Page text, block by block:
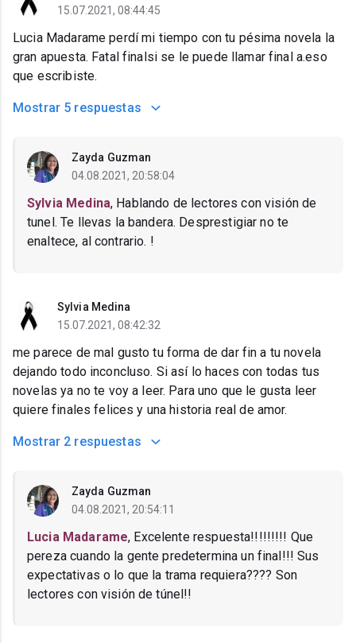
15.07.2021, 08:44:45
Lucia Madarame perdí mi tiempo con tu pésima novela la
gran apuesta. Fatal finalsi se le puede llamar final a.eso
que escribiste.
Mostrar 5 respuestas
Zayda Guzman
04.08.2021, 20:58:04
Sylvia Medina, Hablando de lectores con visión de
tunel. Te llevas la bandera. Desprestigiar no te
enaltece, al contrario. !
Sylvia Medina
15.07.2021, 08:42:32
me parece de mal gusto tu forma de dar fin a tu novela
dejando todo inconcluso. Si así lo haces con todas tus
novelas ya no te voy a leer. Para uno que le gusta leer
quiere finales felices y una historia real de amor.
Mostrar 2 respuestas
Zayda Guzman
04.08.2021, 20:54:11
Lucia Madarame, Excelente respuesta!!!!!!!!! Que
pereza cuando la gente predetermina un final!!! Sus
expectativas o lo que la trama requiera???? Son
lectores con visión de túnel!!